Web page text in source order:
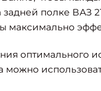
задней полке ВАЗ
максимально
оптимального
можно